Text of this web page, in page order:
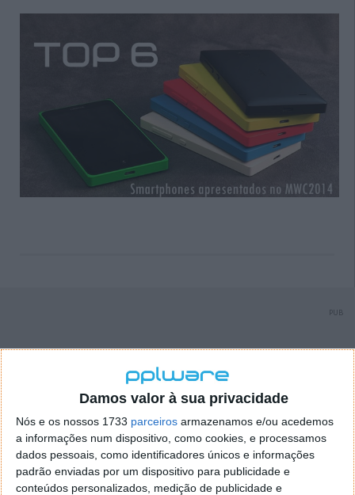
Damos valor à sua privacidade
Nós e os nossos 1733 parceiros armazenamos e/ou acedemos
a informações num dispositivo, como cookies, e processamos
dados pessoais, como identificadores únicos e informações
padrão enviadas por um dispositivo para publicidade e
conteúdos personalizados, medição de publicidade e
PUB